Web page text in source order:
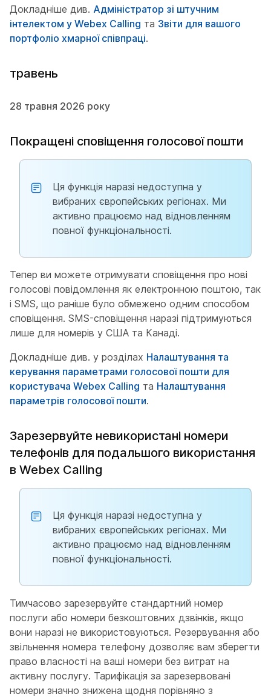
Докладніше див. Адміністратор зі штучним
інтелектом у Webex Calling та Звіти для вашого
портфоліо хмарної співпраці.
травень
28 травня 2026 року
Покращені сповіщення голосової пошти
Ця функція наразі недоступна у
вибраних європейських регіонах. Ми
активно працюємо над відновленням
повної функціональності.
Тепер ви можете отримувати сповіщення про нові
голосові повідомлення як електронною поштою, так
і SMS, що раніше було обмежено одним способом
сповіщення. SMS-сповіщення наразі підтримуються
лише для номерів у США та Канаді.
Докладніше див. у розділах Налаштування та
керування параметрами голосової пошти для
користувача Webex Calling та Налаштування
параметрів голосової пошти.
Зарезервуйте невикористані номери
телефонів для подальшого використання
в Webex Calling
Ця функція наразі недоступна у
вибраних європейських регіонах. Ми
активно працюємо над відновленням
повної функціональності.
Тимчасово зарезервуйте стандартний номер
послуги або номери безкоштовних дзвінків, якщо
вони наразі не використовуються. Резервування або
звільнення номера телефону дозволяє вам зберегти
право власності на ваші номери без витрат на
активну послугу. Тарифікація за зарезервовані
номери значно знижена щодня порівняно з